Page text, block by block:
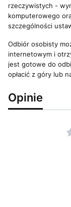
rzeczywistych -
komputerowego
szczególności
Odbiór osobisty
internetowym i
jest gotowe do
opłacić z góry lub
Opinie